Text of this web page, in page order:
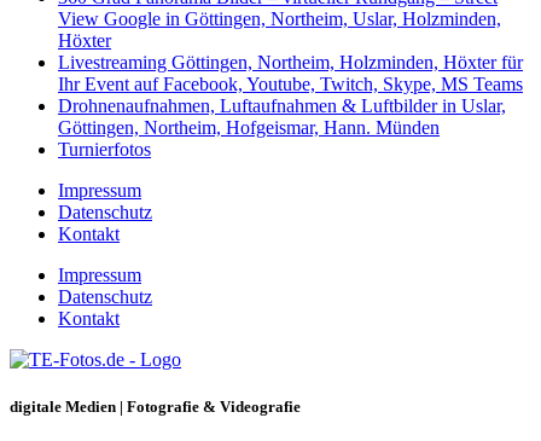
View Google in Göttingen, Northeim, Uslar, Holzminden,
Höxter
Livestreaming Göttingen, Northeim, Holzminden, Höxter für
Ihr Event auf Facebook, Youtube, Twitch, Skype, MS Teams
Drohnenaufnahmen, Luftaufnahmen & Luftbilder in Uslar,
Göttingen, Northeim, Hofgeismar, Hann. Münden
Turnierfotos
Impressum
Datenschutz
Kontakt
Impressum
Datenschutz
Kontakt
digitale Medien | Fotografie & Videografie